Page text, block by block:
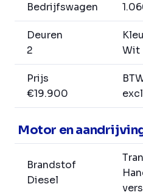
Bedrijfswagen
Deuren
2
Wit
Prijs
€19.900
Motor en
Brandstof
Diesel